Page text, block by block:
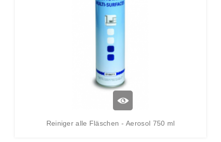
Reiniger alle Fläschen - Aerosol 750 ml